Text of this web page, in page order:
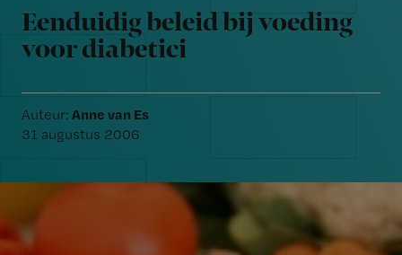
Eenduidig beleid bij voeding
voor diabetici
Auteur: Anne van Es
31 augustus 2006